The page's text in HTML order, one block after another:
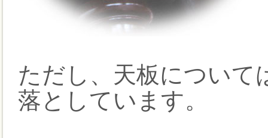
ただし、天板について
落としています。